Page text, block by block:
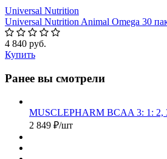
Universal Nutrition
Universal Nutrition Animal Omega 30
4 840 руб.
Купить
Ранее вы смотрели
MUSCLEPHARM BCAA 3: 1: 2,
2 849 ₽/шт